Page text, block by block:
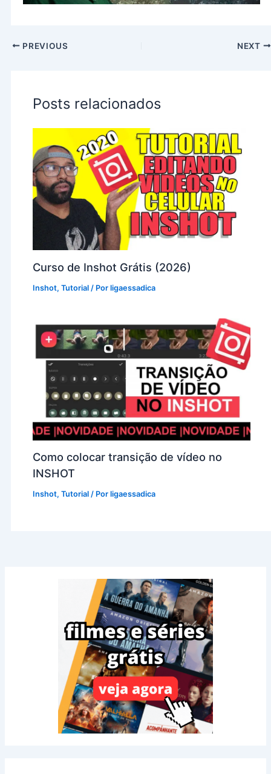
PREVIOUS NEXT
Posts relacionados
Curso de Inshot Grátis (2026)
Inshot,Tutorial / Porligaessadica
Como colocar transição de vídeo no
INSHOT
Inshot,Tutorial / Porligaessadica